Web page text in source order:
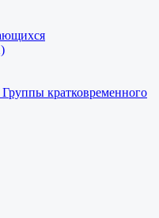
кратковременного